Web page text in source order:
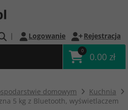
| Logowanie Rejestracja
0
0.00 zł
domowym
Kuchnia
5 kg z Bluetooth, wyświetlaczem